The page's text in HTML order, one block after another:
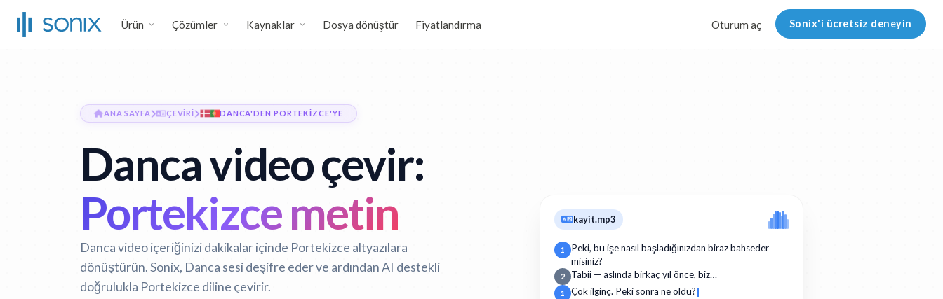
Ürün Çözümler Kaynaklar Dosya dönüştür Fiyatlandırma Oturum aç Sonix'i ücretsiz deneyin
ANA SAYFA ÇEVIRI DANCA'DEN PORTEKIZCE'YE
Danca video çevir:
Portekizce metin
Danca video içeriğinizi dakikalar içinde Portekizce altyazılara
dönüştürün. Sonix, Danca sesi deşifre eder ve ardından AI destekli
doğrulukla Portekizce diline çevirir.
kayit.mp3
1
Peki, bu işe nasıl başladığınızdan biraz bahseder
misiniz?
2 Tabii — aslında birkaç yıl önce, biz…
1 Çok ilginç. Peki sonra ne oldu?